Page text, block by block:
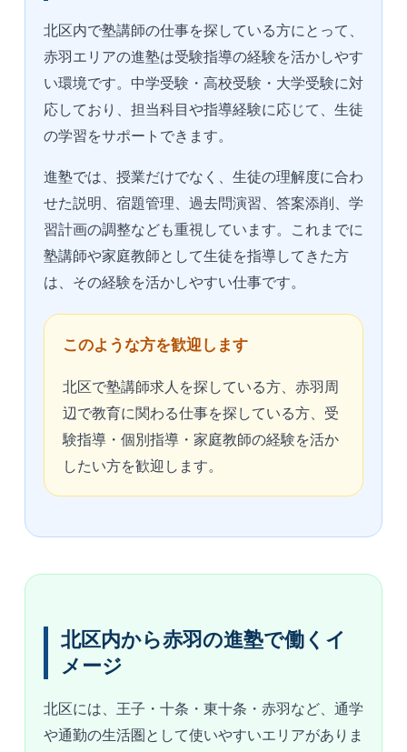
北区内で塾講師の仕事を探している方にとって、
赤羽エリアの進塾は受験指導の経験を活かしやす
い環境です。中学受験・高校受験・大学受験に対
応しており、担当科目や指導経験に応じて、生徒
の学習をサポートできます。
進塾では、授業だけでなく、生徒の理解度に合わ
せた説明、宿題管理、過去問演習、答案添削、学
習計画の調整なども重視しています。これまでに
塾講師や家庭教師として生徒を指導してきた方
は、その経験を活かしやすい仕事です。
このような方を歓迎します
北区で塾講師求人を探している方、赤羽周
辺で教育に関わる仕事を探している方、受
験指導・個別指導・家庭教師の経験を活か
したい方を歓迎します。
北区内から赤羽の進塾で働くイ
メージ
北区には、王子・十条・東十条・赤羽など、通学
や通勤の生活圏として使いやすいエリアがありま